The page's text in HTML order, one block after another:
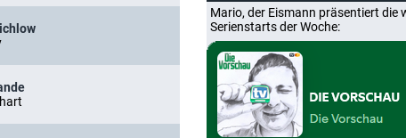
Mario, der Eismann präsentiert die
Serienstarts der Woche: